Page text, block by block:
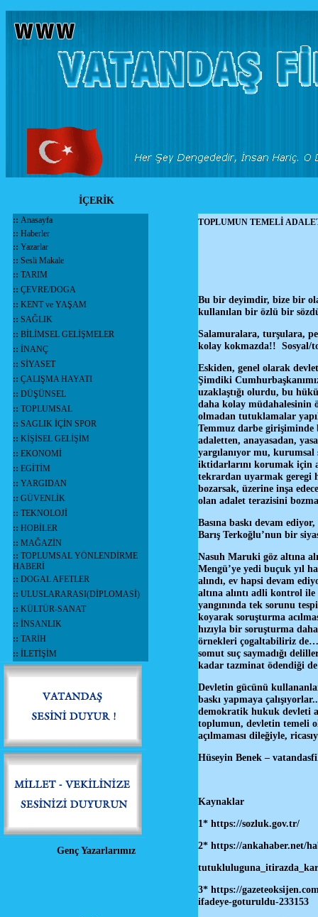
İÇERİK
:: Anasayfa
:: Haberler
:: Yazarlar
:: Sesli Makale
:: TARIM
:: ÇEVRE/DOGA
:: KENT ve YAŞAM
:: SAĞLIK
:: BİLİMSEL GELİŞMELER
:: İNANÇ
:: SİYASET
:: ÇALIŞMA HAYATI
:: DÜŞÜNSEL
:: TOPLUMSAL
:: SAGLIK İÇİN SPOR
:: KİŞİSEL GELİŞİM
:: EKONOMİ
:: EGİTİM
:: YARGIDAN
:: GÜVENLİK
:: TEKNOLOJİ
:: HOBİLER
:: MAĞAZİN
:: TOPLUMSAL YÖNLENDİRME
HABERİ
:: DOGAL AFETLER
:: ULUSLARARASI(DİPLOMASİ)
:: KÜLTÜR-SANAT
:: İNSANLIK
:: TARİH
:: İLETİŞİM
Genç Yazarlarımız
TOPLUMUN TEMELİ
Bu bir deyimdir, bize bir
kullanılan bir özlü bir
Salamuralara, turşulara,
kolay kokmazda!! Sosyal/
Eskiden, genel olarak
Şimdiki
uzaklaştığı olurdu, bu
daha kolay müdahalesinin
olmadan tutuklamalar
Temmuz darbe
adaletten, anayasadan,
yargılanıyor mu, kurumsal
iktidarlarını korumak için
tekrardan uyarmak geregi
bozarsak, üzerine inşa
olan adalet terazisini
Basına baskı devam
Barış Terkoğlu’nun bir
Nasuh Maruki göz altına
Mengü’ye yedi buçuk yıl
alındı, ev hapsi devam
altına alıntı adli kontrol
yangınında tek sorunu
koyarak soruşturma
hızıyla bir soruşturma
örnekleri çogaltabiliriz de…
somut suç saymadığı
kadar tazminat ödendiği
Devletin gücünü
baskı yapmaya
demokratik hukuk devleti
toplumun, devletin temeli
açılmaması dileğiyle,
Hüseyin Benek –
Kaynaklar
1* https://sozluk.gov.tr/
2* https://ankahaber.net/
3* https://
ifadeye-goturuldu-233153